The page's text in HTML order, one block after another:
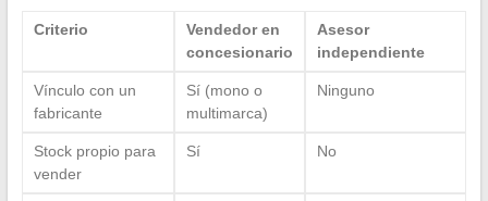
Criterio
Vendedor en
concesionario
Asesor
independiente
Vínculo con un
fabricante
Sí (mono o
multimarca)
Ninguno
Stock propio para
vender
Sí No